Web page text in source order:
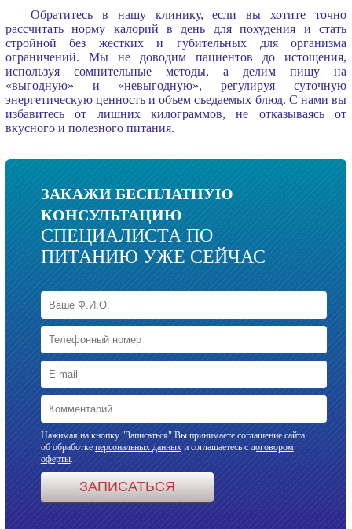
Обратитесь в нашу клинику, если вы хотите точно
рассчитать норму калорий в день для похудения и стать
стройной без жестких и губительных для организма
ограничений. Мы не доводим пациентов до истощения,
используя сомнительные методы, а делим пищу на
«выгодную» и «невыгодную», регулируя суточную
энергетическую ценность и объем съедаемых блюд. С нами вы
избавитесь от лишних килограммов, не отказываясь от
вкусного и полезного питания.
ЗАКАЖИ БЕСПЛАТНУЮ
КОНСУЛЬТАЦИЮ
СПЕЦИАЛИСТА ПО
ПИТАНИЮ УЖЕ СЕЙЧАС
Нажимая на кнопку "Записаться" Вы принимаете соглашение сайта
об обработке персональных данныхи соглашаетесь с договором
оферты.